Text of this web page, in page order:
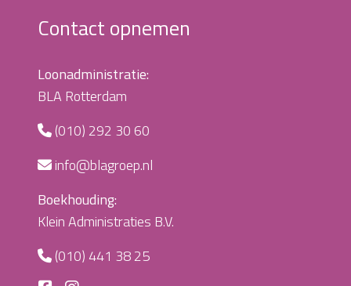
Contact opnemen
Loonadministratie:
BLA Rotterdam
(010) 292 30 60
info@blagroep.nl
Boekhouding:
Klein Administraties B.V.
(010) 441 38 25